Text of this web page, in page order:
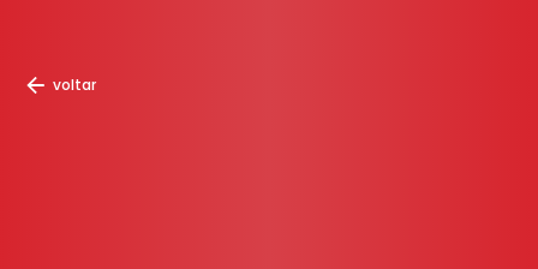
voltar